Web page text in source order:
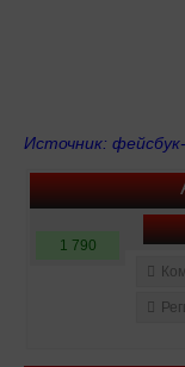
Источник:
1 790